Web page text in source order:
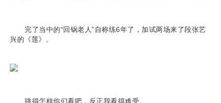
完了当中的“回锅老人”自称练6年了，加试两场来了段张艺
兴的《莲》。
跳得怎样你们看吧，反正我看得难受…